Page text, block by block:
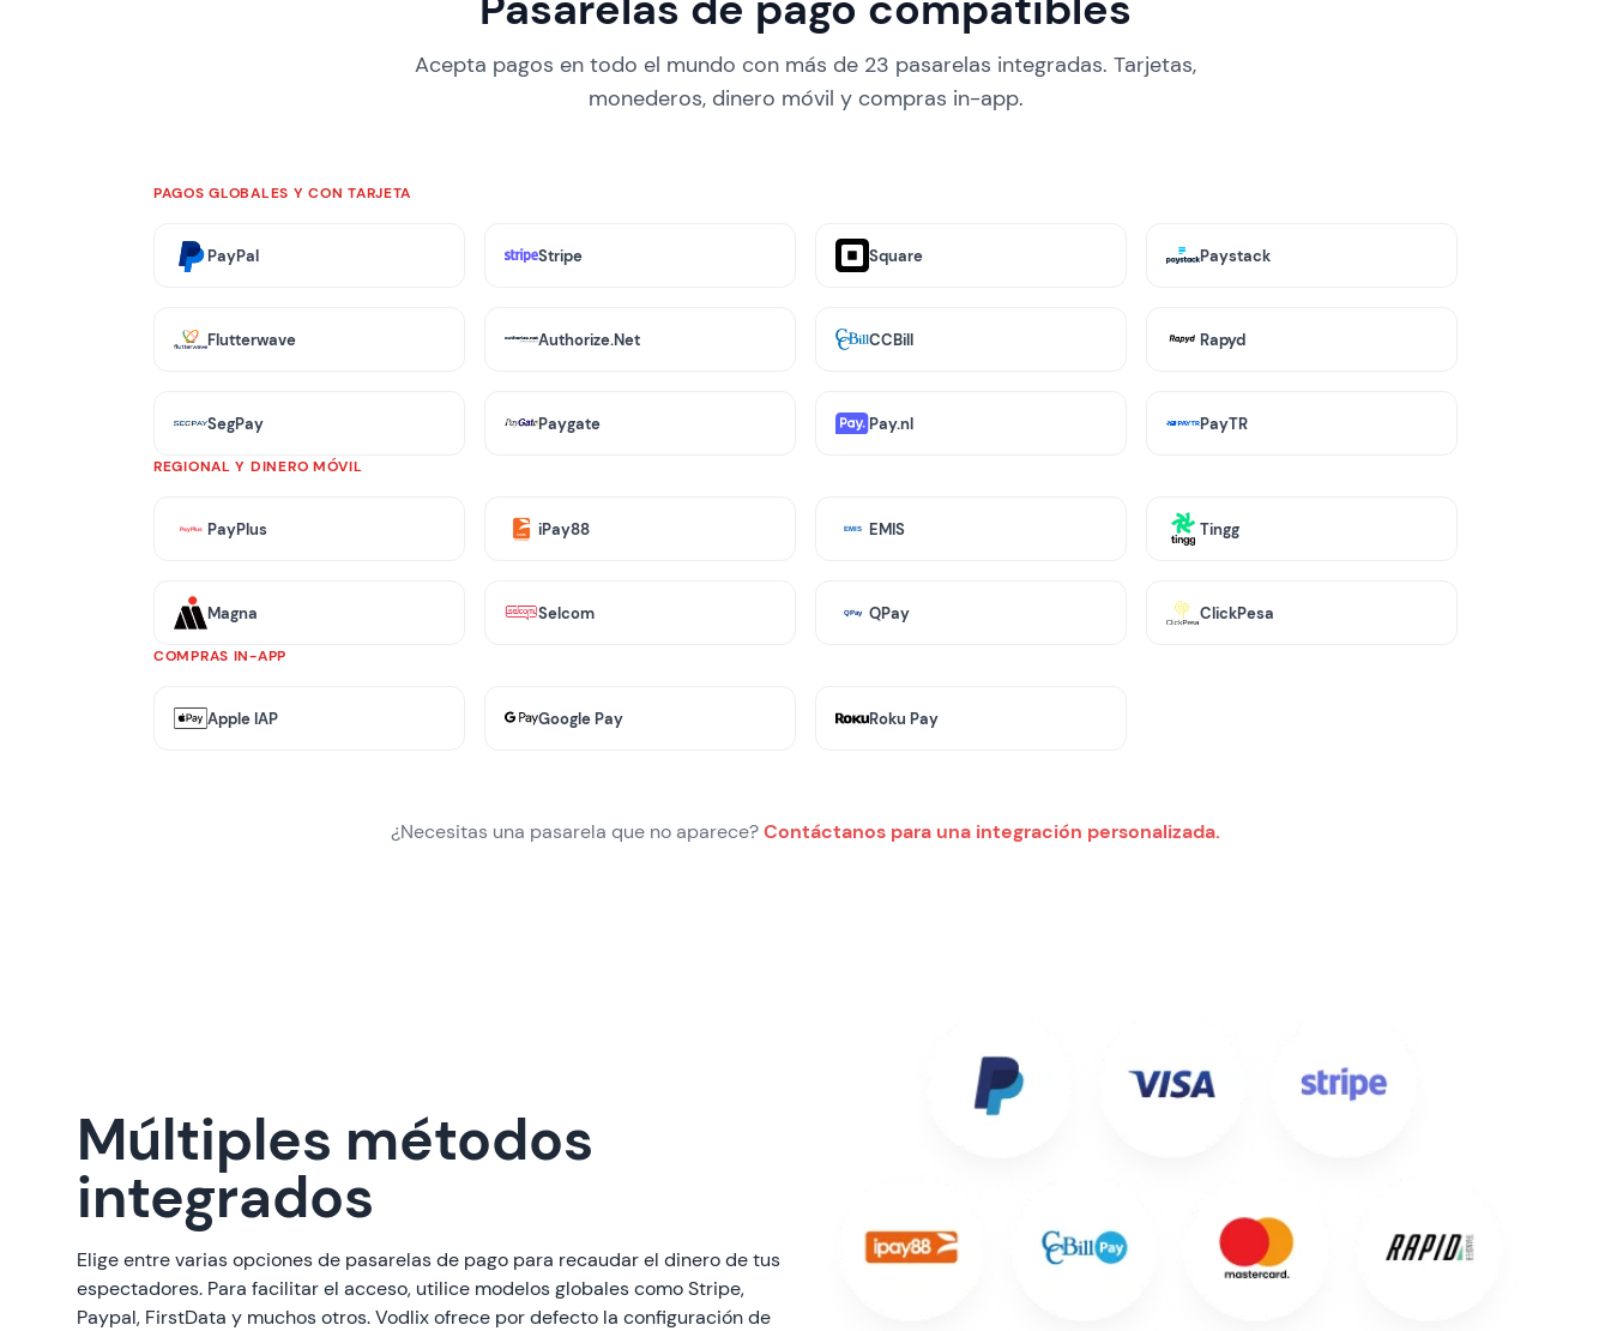
Acepta pagos en todo el mundo con más de 23 pasarelas integradas. Tarjetas,
monederos, dinero móvil y compras in-app.
PAGOS GLOBALES Y CON TARJETA
PayPal Stripe Square Paystack
Flutterwave Authorize.Net CCBill Rapyd
SegPay Paygate Pay.nl PayTR
REGIONAL Y DINERO MÓVIL
PayPlus iPay88 EMIS Tingg
Magna Selcom QPay ClickPesa
COMPRAS IN-APP
Apple IAP Google Pay Roku Pay
¿Necesitas una pasarela que no aparece?Contáctanos para una integración personalizada.
Múltiples métodos
integrados
Elige entre varias opciones de pasarelas de pago para recaudar el dinero de tus
espectadores. Para facilitar el acceso, utilice modelos globales como Stripe,
Paypal, FirstData y muchos otros. Vodlix ofrece por defecto la configuración de